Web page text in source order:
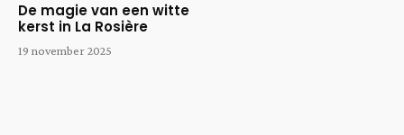
De magie van een witte
kerst in La Rosière
19 november 2025